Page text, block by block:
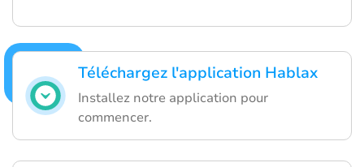
Téléchargez l'application Hablax
Installez notre application pour
commencer.